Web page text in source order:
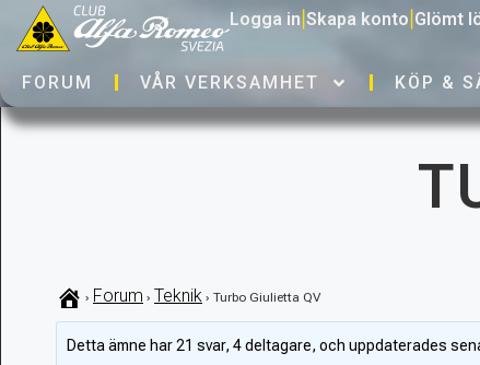
Logga in Skapa konto Glömt
FORUM VÅR VERKSAMHET KÖP &
› Forum › Teknik › Turbo Giulietta QV
Detta ämne har 21 svar, 4 deltagare, och uppdaterades